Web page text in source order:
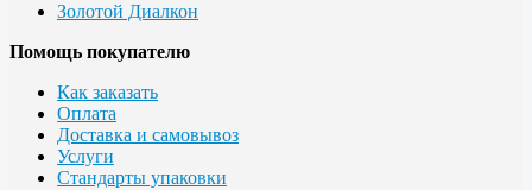
Золотой Диалкон
Помощь покупателю
Как заказать
Оплата
Доставка и самовывоз
Услуги
Стандарты упаковки